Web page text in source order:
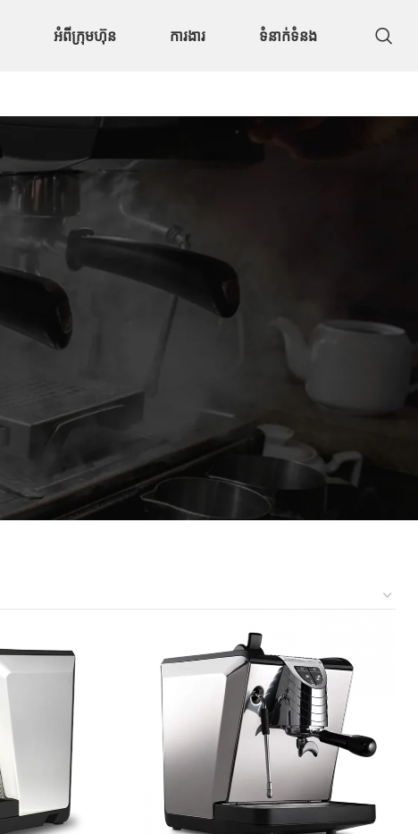
អំពីក្រុមហ៊ុន ការងារ ទំនាក់ទំនង